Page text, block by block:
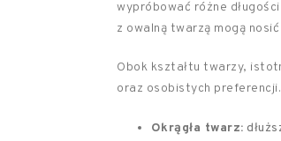
wypróbować różne
z owalną twarzą mogą
Obok kształtu twarzy,
oraz osobistych
Okrągła twarz: